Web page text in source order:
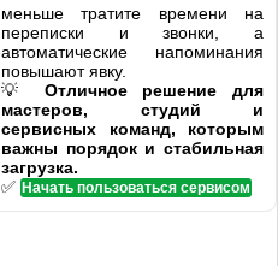
меньше тратите времени на
переписки и звонки, а
автоматические напоминания
повышают явку.
💡 Отличное решение для
мастеров, студий и
сервисных команд, которым
важны порядок и стабильная
загрузка.
✅ Начать пользоваться сервисом